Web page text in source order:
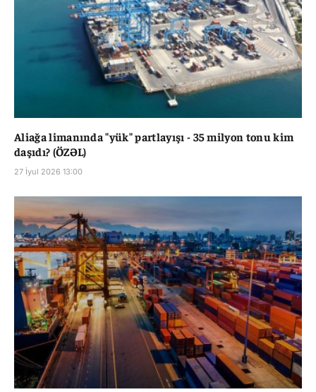
Aliağa limanında "yük" partlayışı - 35 milyon tonu kim
daşıdı? (ÖZƏL)
27 İyul 2026 13:00